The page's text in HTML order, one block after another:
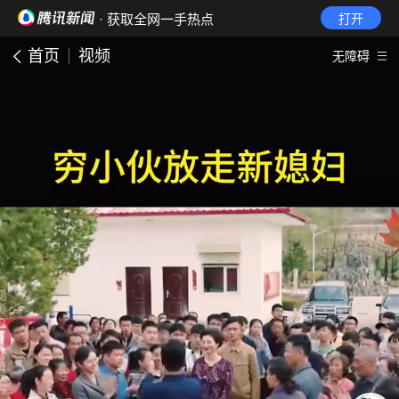
· 获取全网一手热点 打开
首页 视频 无障碍